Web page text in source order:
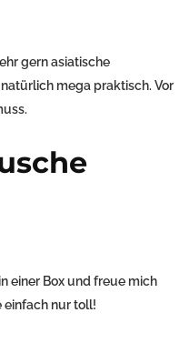
gern asiatische
mega praktisch. Vor
einer Box und freue mich
einfach nur toll!